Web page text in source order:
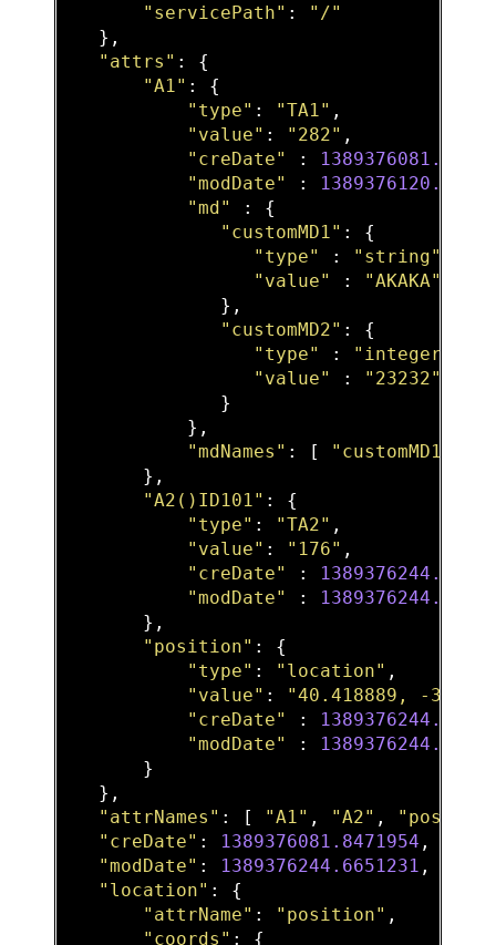
"servicePath" :
"/"
   },
"attrs" : {
"A1" : {
"type" : "TA1" ,
"value" : "282" ,
"creDate"
:
"modDate"
:
"md"
: {
"customMD1" : {
"type"
: "string"
"value"
:
"AKAKA"
              },
"customMD2" : {
"type"
: "integer"
"value"
:
"23232"
              }
           },
"mdNames" : [ "customMD1"
       },
"A2()ID101" : {
"type" : "TA2" ,
"value" : "176" ,
"creDate"
:
"modDate"
:
       },
"position" : {
"type" : "location" ,
"value" :
"40.418889, -
"creDate"
:
"modDate"
:
       }
   },
"attrNames" : [ "A1" , "A2" ,
"creDate" : 1389376081.8471954 ,
"modDate" : 1389376244.6651231 ,
"location" : {
"attrName" : "position" ,
"coords" : {